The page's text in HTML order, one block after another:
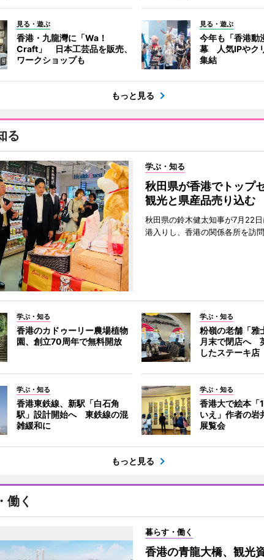
見る・遊ぶ
香港・九龍灣に「Wa！
Craft」 日本工芸品を販売、
ワークショップも
見る・遊ぶ
今年も「香港動
幕 人気IPやク
集結
もっと見る
る
学ぶ・知る
秋田県が香港でトップ
観光と県産品売り込む
秋田県の鈴木健太知事が7月22
港入りし、香港の関係各所を訪問
学ぶ・知る
香港のカドゥーリー農場植物
園、創立70周年で無料開放
学ぶ・知る
粉嶺の老舗「雅
月末で閉店へ
したステーキ店
学ぶ・知る
香港東鉄線、新駅「白石角
駅」設計開始へ 東鉄線の混
雑緩和に
学ぶ・知る
香港大で絵本「
いえ」作者の岩
展覧会
もっと見る
働く
暮らす・働く
香港の青龍大橋、観光